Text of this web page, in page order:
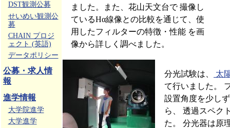
DST観測公募
せいめい観測公
募
CHAIN プロジ
ェクト (英語)
データポリシー
公募・求人情
報
進学情報
大学院進学
大学進学
ました。また、花山天文台で 撮像し
ているHα線像との比較を通じて、使
用したフィルターの特徴・性能 を画
像から詳しく調べました。
分光試験は、
太
て行いました。
設置角度を少し
ら、 透過スペク
た。 分光器は原